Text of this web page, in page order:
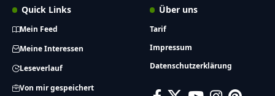
Quick Links
Mein Feed
Meine Interessen
Leseverlauf
Von mir gespeichert
Über uns
Tarif
Impressum
Datenschutzerklärung